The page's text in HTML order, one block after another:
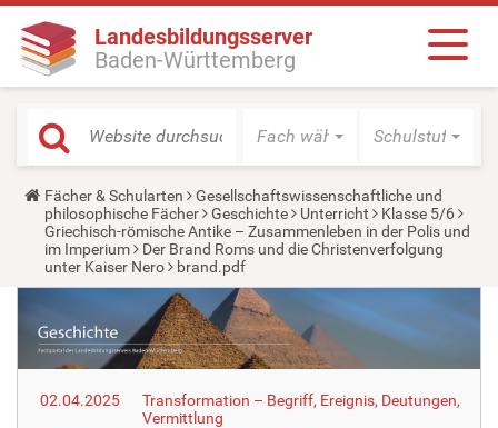
Landesbildungsserver
Baden-Württemberg
Fach wählen Schulstufe
Y
o
u
a
r
e
r
e
:
Fächer & Schularten
Gesellschaftswissenschaftliche und
philosophische Fächer
Geschichte Unterricht
Klasse 5/6
Griechisch-römische Antike – Zusammenleben in der Polis und
im Imperium
Der Brand Roms und die Christenverfolgung
unter Kaiser Nero
brand.pdf
02.04.2025
Transformation – Begriff, Ereignis, Deutungen,
Vermittlung